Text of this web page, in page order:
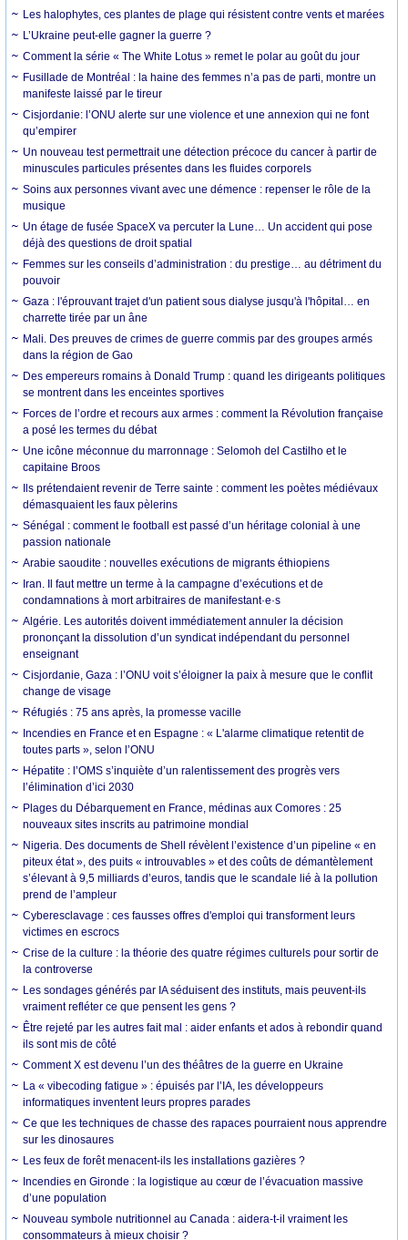
Les halophytes, ces plantes de plage qui résistent contre vents et marées
L’Ukraine peut-elle gagner la guerre ?
Comment la série « The White Lotus » remet le polar au goût du jour
Fusillade de Montréal : la haine des femmes n’a pas de parti, montre un
manifeste laissé par le tireur
Cisjordanie: l’ONU alerte sur une violence et une annexion qui ne font
qu’empirer
Un nouveau test permettrait une détection précoce du cancer à partir de
minuscules particules présentes dans les fluides corporels
Soins aux personnes vivant avec une démence : repenser le rôle de la
musique
Un étage de fusée SpaceX va percuter la Lune… Un accident qui pose
déjà des questions de droit spatial
Femmes sur les conseils d’administration : du prestige… au détriment du
pouvoir
Gaza : l'éprouvant trajet d'un patient sous dialyse jusqu'à l'hôpital… en
charrette tirée par un âne
Mali. Des preuves de crimes de guerre commis par des groupes armés
dans la région de Gao
Des empereurs romains à Donald Trump : quand les dirigeants politiques
se montrent dans les enceintes sportives
Forces de l’ordre et recours aux armes : comment la Révolution française
a posé les termes du débat
Une icône méconnue du marronnage : Selomoh del Castilho et le
capitaine Broos
Ils prétendaient revenir de Terre sainte : comment les poètes médiévaux
démasquaient les faux pèlerins
Sénégal : comment le football est passé d’un héritage colonial à une
passion nationale
Arabie saoudite : nouvelles exécutions de migrants éthiopiens
Iran. Il faut mettre un terme à la campagne d’exécutions et de
condamnations à mort arbitraires de manifestant·e·s
Algérie. Les autorités doivent immédiatement annuler la décision
prononçant la dissolution d’un syndicat indépendant du personnel
enseignant
Cisjordanie, Gaza : l’ONU voit s’éloigner la paix à mesure que le conflit
change de visage
Réfugiés : 75 ans après, la promesse vacille
Incendies en France et en Espagne : « L'alarme climatique retentit de
toutes parts », selon l’ONU
Hépatite : l’OMS s’inquiète d’un ralentissement des progrès vers
l’élimination d’ici 2030
Plages du Débarquement en France, médinas aux Comores : 25
nouveaux sites inscrits au patrimoine mondial
Nigeria. Des documents de Shell révèlent l’existence d’un pipeline « en
piteux état », des puits « introuvables » et des coûts de démantèlement
s’élevant à 9,5 milliards d’euros, tandis que le scandale lié à la pollution
prend de l’ampleur
Cyberesclavage : ces fausses offres d'emploi qui transforment leurs
victimes en escrocs
Crise de la culture : la théorie des quatre régimes culturels pour sortir de
la controverse
Les sondages générés par IA séduisent des instituts, mais peuvent-ils
vraiment refléter ce que pensent les gens ?
Être rejeté par les autres fait mal : aider enfants et ados à rebondir quand
ils sont mis de côté
Comment X est devenu l’un des théâtres de la guerre en Ukraine
La « vibecoding fatigue » : épuisés par l’IA, les développeurs
informatiques inventent leurs propres parades
Ce que les techniques de chasse des rapaces pourraient nous apprendre
sur les dinosaures
Les feux de forêt menacent-ils les installations gazières ?
Incendies en Gironde : la logistique au cœur de l’évacuation massive
d’une population
Nouveau symbole nutritionnel au Canada : aidera-t-il vraiment les
consommateurs à mieux choisir ?